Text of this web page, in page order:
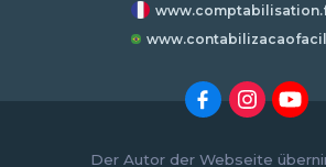
Der Autor der Webseite